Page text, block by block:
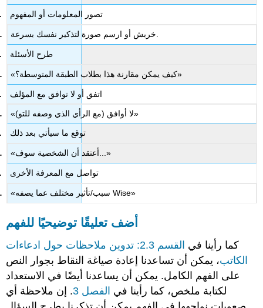
تصور المعلومات أو المفهوم
خربش أو ارسم صورة لتذكير نفسك بسرعة.
طرح الأسئلة
«كيف يمكن مقارنة هذا بطلاب الطبقة المتوسطة؟»
اتفق أو لا توافق مع المؤلف
«لا أوافق (مع الرأي الذي وصفه للتو)»
توقع ما سيأتي بعد ذلك
«أعتقد أن الشخصية سوف...»
تواصل مع المعرفة الأخرى
«سبب/تأثير مختلف عما يصفه Wise»
أضف تعليقًا توضيحيًا للفهم
كما رأينا في
القسم 2.3: تدوين ملاحظات حول ادعاءات
الكاتب، يمكن أن تساعدنا إعادة صياغة النقاط بجوار النص
على الفهم الكامل. يمكن أن يساعدنا أيضًا في الاستعداد
لكتابة ملخص، كما رأينا في الفصل 3
. إن ملاحظة أي